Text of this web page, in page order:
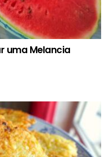
uma Melancia